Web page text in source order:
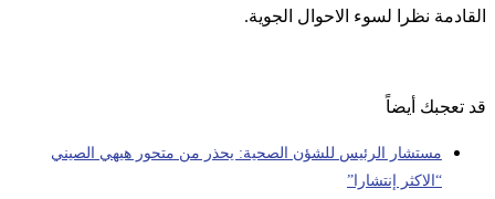
القادمة نظرا لسوء الاحوال الجوية.
قد تعجبك أيضاً
مستشار الرئيس للشؤن الصحية: يحذر من متحور هيهي الصيني
“الاكثر إنتشارا”